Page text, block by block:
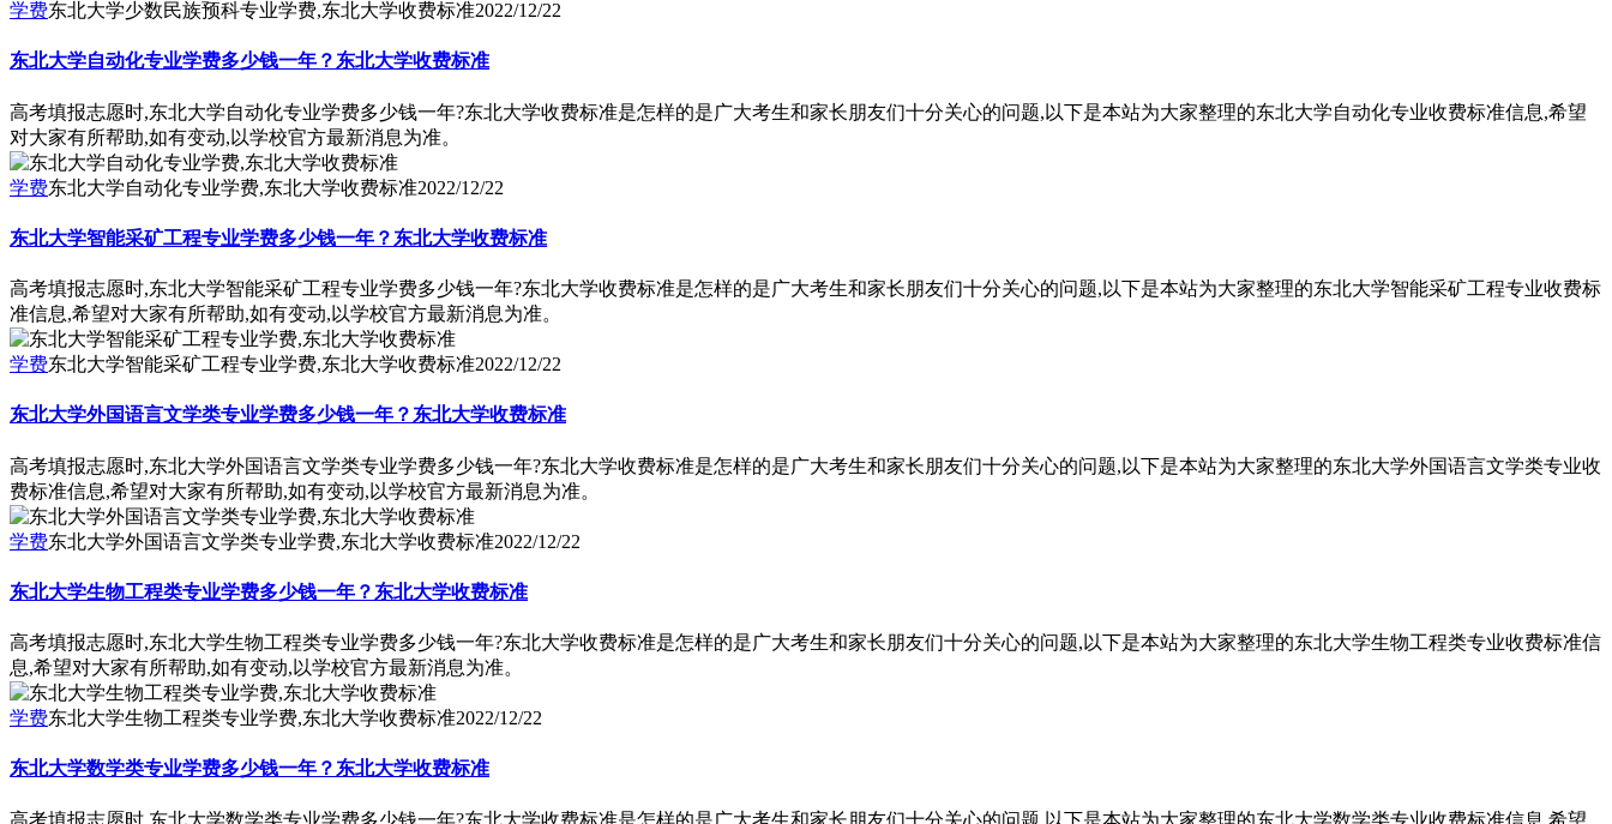
学费东北大学少数民族预科专业学费,东北大学收费标准2022/12/22
东北大学自动化专业学费多少钱一年？东北大学收费标准
高考填报志愿时,东北大学自动化专业学费多少钱一年?东北大学收费标准是怎样的是广大考生和家长朋友们十分关心的问题,以下是本站为大家整理的东北大学自动化专业收费标准信息,希望
对大家有所帮助,如有变动,以学校官方最新消息为准。
学费东北大学自动化专业学费,东北大学收费标准2022/12/22
东北大学智能采矿工程专业学费多少钱一年？东北大学收费标准
高考填报志愿时,东北大学智能采矿工程专业学费多少钱一年?东北大学收费标准是怎样的是广大考生和家长朋友们十分关心的问题,以下是本站为大家整理的东北大学智能采矿工程专业收费标
准信息,希望对大家有所帮助,如有变动,以学校官方最新消息为准。
学费东北大学智能采矿工程专业学费,东北大学收费标准2022/12/22
东北大学外国语言文学类专业学费多少钱一年？东北大学收费标准
高考填报志愿时,东北大学外国语言文学类专业学费多少钱一年?东北大学收费标准是怎样的是广大考生和家长朋友们十分关心的问题,以下是本站为大家整理的东北大学外国语言文学类专业收
费标准信息,希望对大家有所帮助,如有变动,以学校官方最新消息为准。
学费东北大学外国语言文学类专业学费,东北大学收费标准2022/12/22
东北大学生物工程类专业学费多少钱一年？东北大学收费标准
高考填报志愿时,东北大学生物工程类专业学费多少钱一年?东北大学收费标准是怎样的是广大考生和家长朋友们十分关心的问题,以下是本站为大家整理的东北大学生物工程类专业收费标准信
息,希望对大家有所帮助,如有变动,以学校官方最新消息为准。
学费东北大学生物工程类专业学费,东北大学收费标准2022/12/22
东北大学数学类专业学费多少钱一年？东北大学收费标准
高考填报志愿时,东北大学数学类专业学费多少钱一年?东北大学收费标准是怎样的是广大考生和家长朋友们十分关心的问题,以下是本站为大家整理的东北大学数学类专业收费标准信息,希望